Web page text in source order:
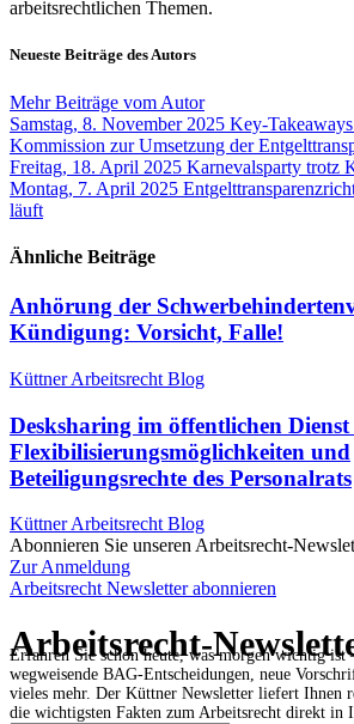
arbeitsrechtlichen Themen.
Neueste Beiträge des Autors
Mehr Beiträge vom Autor
Samstag, 8. November 2025 Key-
Kommission zur Umsetzung der
Freitag, 18. April 2025 Karnevalsparty trotz
Montag, 7. April 2025
läuft
Ähnliche Beiträge
Anhörung der
Kündigung: Vorsicht, Falle!
Küttner Arbeitsrecht Blog
Desksharing im öffentlichen Dienst
Flexibilisierungsmöglichkeiten und
Beteiligungsrechte des Personalrats
Küttner Arbeitsrecht Blog
Abonnieren Sie unseren Arbeitsrecht-
Zur Anmeldung
Arbeitsrecht Newsletter abonnieren
Arbeitsrecht-
Erfahren Sie schon heute, was morgen wichtig ist
wegweisende BAG-Entscheidungen, neue
vieles mehr. Der Küttner Newsletter liefert Ihnen
die wichtigsten Fakten zum Arbeitsrecht direkt in